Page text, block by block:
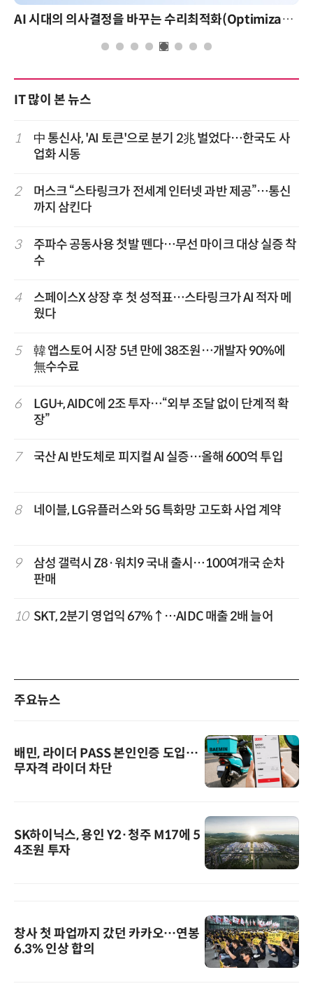
AI 시대의 의사결정을 바꾸는 수리최적화(Optimization): 실제 산업 적용 사례와 활용 전략
IT 많이 본 뉴스
1
中 통신사, 'AI 토큰'으로 분기 2兆 벌었다…한국도 사
업화 시동
2
머스크 “스타링크가 전세계 인터넷 과반 제공”…통신
까지 삼킨다
3
주파수 공동사용 첫발 뗀다…무선 마이크 대상 실증 착
수
4
스페이스X 상장 후 첫 성적표…스타링크가 AI 적자 메
웠다
5
韓 앱스토어 시장 5년 만에 38조원…개발자 90%에
無수수료
6
LGU+, AIDC에 2조 투자…“외부 조달 없이 단계적 확
장”
7 국산 AI 반도체로 피지컬 AI 실증…올해 600억 투입
8 네이블, LG유플러스와 5G 특화망 고도화 사업 계약
9
삼성 갤럭시 Z8·워치9 국내 출시…100여개국 순차
판매
10 SKT, 2분기 영업익 67%↑…AIDC 매출 2배 늘어
주요뉴스
배민, 라이더 PASS 본인인증 도입…
무자격 라이더 차단
SK하이닉스, 용인 Y2·청주 M17에 5
4조원 투자
창사 첫 파업까지 갔던 카카오…연봉
6.3% 인상 합의